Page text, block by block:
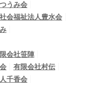
うみ会
社会福祉法人豊水会
会社笹陣
有限会社村伝
千香会